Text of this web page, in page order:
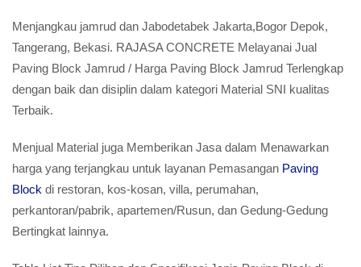
Menjangkau jamrud dan Jabodetabek Jakarta,Bogor Depok,
Tangerang, Bekasi. RAJASA CONCRETE Melayanai Jual
Paving Block Jamrud / Harga Paving Block Jamrud Terlengkap
dengan baik dan disiplin dalam kategori Material SNI kualitas
Terbaik.
Menjual Material juga Memberikan Jasa dalam Menawarkan
harga yang terjangkau untuk layanan Pemasangan Paving
Block di restoran, kos-kosan, villa, perumahan,
perkantoran/pabrik, apartemen/Rusun, dan Gedung-Gedung
Bertingkat lainnya.